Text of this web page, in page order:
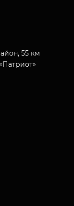
55 км